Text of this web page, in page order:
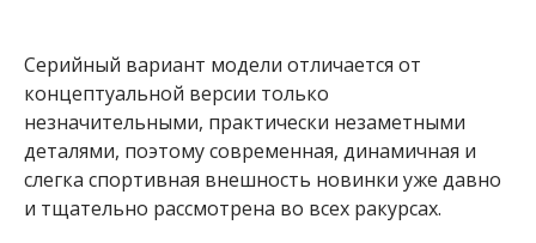
Серийный вариант модели отличается от
концептуальной версии только
незначительными, практически незаметными
деталями, поэтому современная, динамичная и
слегка спортивная внешность новинки уже давно
и тщательно рассмотрена во всех ракурсах.